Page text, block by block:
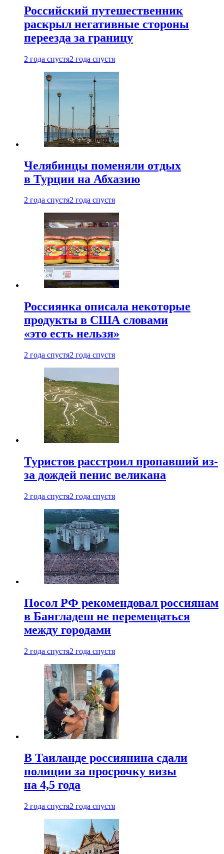
Российский путешественник
раскрыл негативные стороны
переезда за границу
2 года спустя2 года спустя
Челябинцы поменяли отдых
в Турции на Абхазию
2 года спустя2 года спустя
Россиянка описала некоторые
продукты в США словами
«это есть нельзя»
2 года спустя2 года спустя
Туристов расстроил пропавший из-
за дождей пенис великана
2 года спустя2 года спустя
Посол РФ рекомендовал россиянам
в Бангладеш не перемещаться
между городами
2 года спустя2 года спустя
В Таиланде россиянина сдали
полиции за просрочку визы
на 4,5 года
2 года спустя2 года спустя